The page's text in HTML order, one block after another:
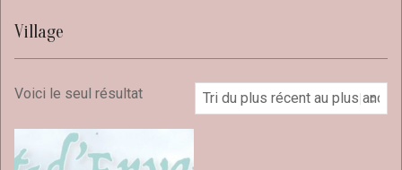
Village
Voici le seul résultat